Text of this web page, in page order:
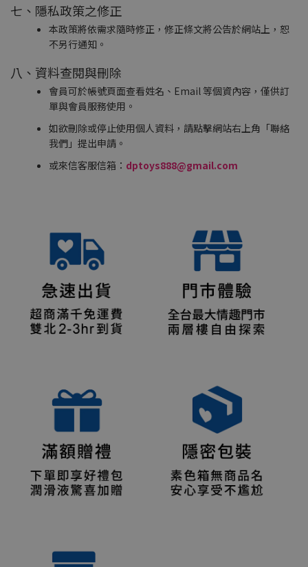
七、隱私政策之修正
本政策將依需求隨時修正，修正條文將公告於網站上，恕
不另行通知。
八、資料查閱與刪除
會員可於帳號頁面查看姓名、Email 等個資內容，僅供訂
單與會員服務使用。
如欲刪除或停止使用個人資料，請點擊網站右上角「聯絡
我們」提出申請。
或來信客服信箱： dptoys888@gmail.com